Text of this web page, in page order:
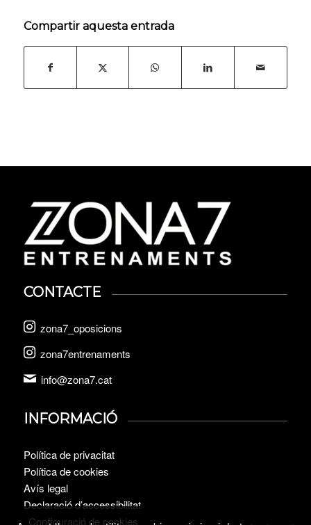
Compartir aquesta entrada
CONTACTE
zona7_oposicions
zona7entrenaments
info@zona7.cat
INFORMACIÓ
Política de privacitat
Política de cookies
Avís legal
Declaració d’accessibilitat
Configuració de cookies